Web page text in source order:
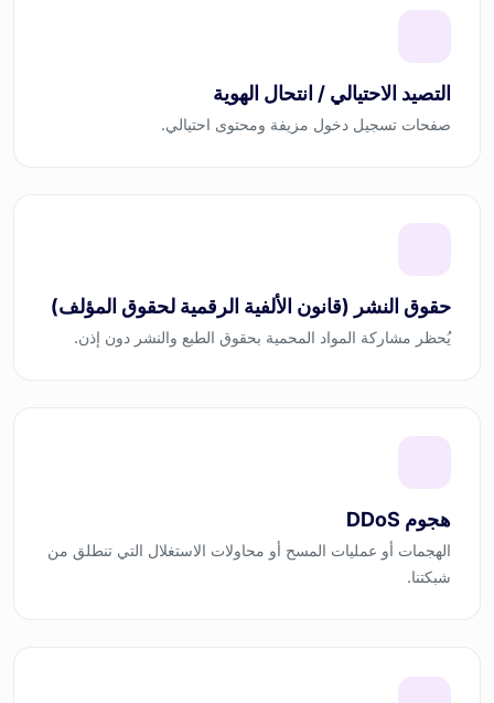
التصيد الاحتيالي / انتحال الهوية
صفحات تسجيل دخول مزيفة ومحتوى احتيالي.
حقوق النشر (قانون الألفية الرقمية لحقوق المؤلف)
يُحظر مشاركة المواد المحمية بحقوق الطبع والنشر دون إذن.
هجوم DDoS
الهجمات أو عمليات المسح أو محاولات الاستغلال التي تنطلق من
شبكتنا.